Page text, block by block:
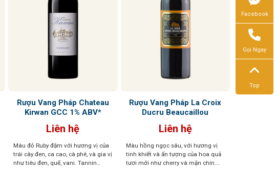
Rượu Vang Pháp Chateau
Kirwan GCC 1% ABV*
Liên hệ
Màu đỏ Ruby đậm với hương vị của
trái cây đen, ca cao, cà phê, và gia vị
như tiêu đen, quế, vani. Tannin
Rượu Vang Pháp La Croix
Ducru Beaucaillou
Liên hệ
Màu hồng ngọc sâu, với hương vị
tinh khiết và ấn tượng của hoa quả
tươi mới như cherry và mận chín.
Facebook
Gọi Ngay
Top